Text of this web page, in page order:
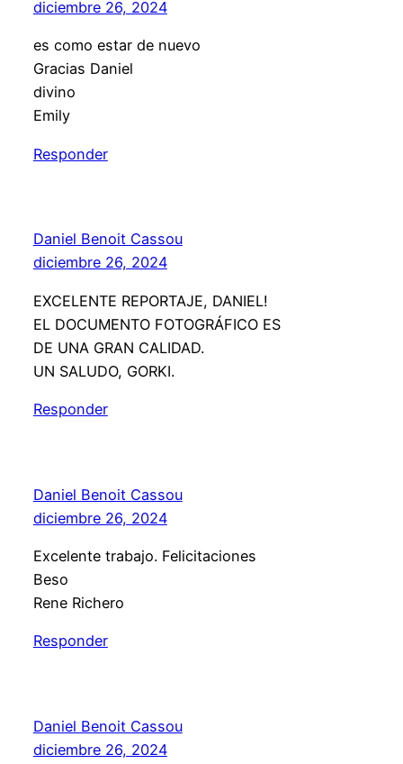
diciembre 26, 2024
es como estar de nuevo
Gracias Daniel
divino
Emily
Responder
Daniel Benoit Cassou
diciembre 26, 2024
EXCELENTE REPORTAJE, DANIEL!
EL DOCUMENTO FOTOGRÁFICO ES
DE UNA GRAN CALIDAD.
UN SALUDO, GORKI.
Responder
Daniel Benoit Cassou
diciembre 26, 2024
Excelente trabajo. Felicitaciones
Beso
Rene Richero
Responder
Daniel Benoit Cassou
diciembre 26, 2024